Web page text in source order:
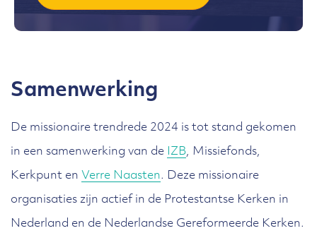
Samenwerking
De missionaire trendrede 2024 is tot stand gekomen
in een samenwerking van de IZB, Missiefonds,
Kerkpunt en Verre Naasten. Deze missionaire
organisaties zijn actief in de Protestantse Kerken in
Nederland en de Nederlandse Gereformeerde Kerken.